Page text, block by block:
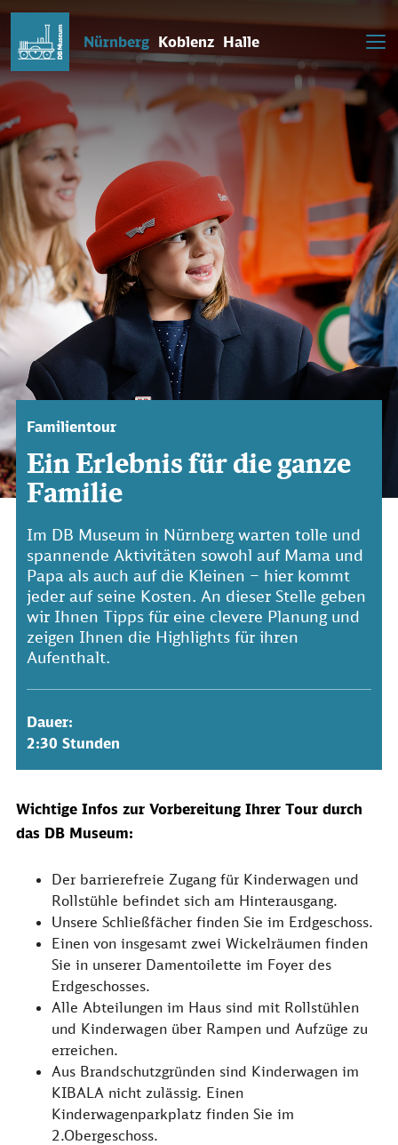
Nürnberg Koblenz Halle
Familientour
Ein Erlebnis für die ganze
Familie
Im DB Museum in Nürnberg warten tolle und
spannende Aktivitäten sowohl auf Mama und
Papa als auch auf die Kleinen – hier kommt
jeder auf seine Kosten. An dieser Stelle geben
wir Ihnen Tipps für eine clevere Planung und
zeigen Ihnen die Highlights für ihren
Aufenthalt.
Dauer:
2:30 Stunden
Wichtige Infos zur Vorbereitung Ihrer Tour durch
das DB Museum:
Der barrierefreie Zugang für Kinderwagen und
Rollstühle befindet sich am Hinterausgang.
Unsere Schließfächer finden Sie im Erdgeschoss.
Einen von insgesamt zwei Wickelräumen finden
Sie in unserer Damentoilette im Foyer des
Erdgeschosses.
Alle Abteilungen im Haus sind mit Rollstühlen
und Kinderwagen über Rampen und Aufzüge zu
erreichen.
Aus Brandschutzgründen sind Kinderwagen im
KIBALA nicht zulässig. Einen
Kinderwagenparkplatz finden Sie im
2.Obergeschoss.